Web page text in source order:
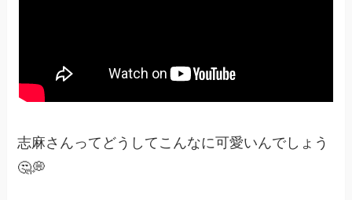
志麻さんってどうしてこんなに可愛いんでしょう
🤔💭